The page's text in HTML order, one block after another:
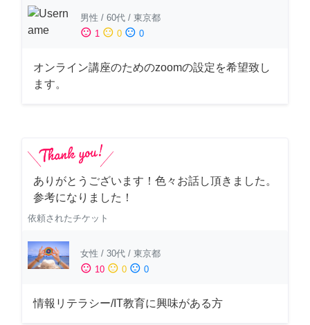
男性 / 60代 / 東京都
sentiment_satisfied 1 sentiment_neutral 0 sentiment_dissatisfied 0
オンライン講座のためのzoomの設定を希望致し
ます。
ありがとうございます！色々お話し頂きました。
参考になりました！
依頼されたチケット
女性 / 30代 / 東京都
sentiment_satisfied 10 sentiment_neutral 0 sentiment_dissatisfied 0
情報リテラシー/IT教育に興味がある方